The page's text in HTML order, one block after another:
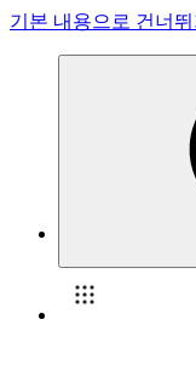
기본 내용으로 건너뛰